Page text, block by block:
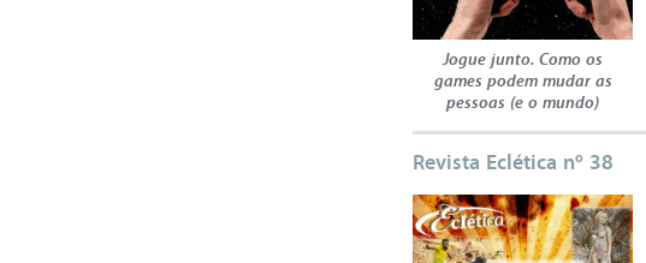
Jogue junto. Como os
games podem mudar as
pessoas (e o mundo)
Revista Eclética nº 38